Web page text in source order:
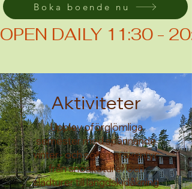
Boka boende nu
OPEN DAILY 11:30 -
Aktiviteter
Upplev oförglömliga
semester med spännande
vinter- och sommaräventyr:
från snöskoturer och
slädturer till längdskidåkning